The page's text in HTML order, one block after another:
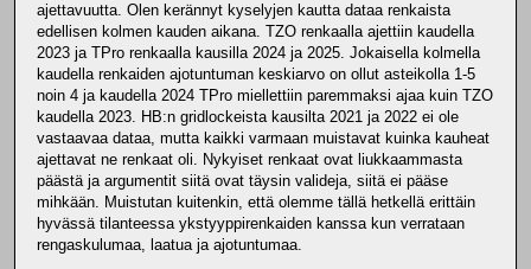
ajettavuutta. Olen kerännyt kyselyjen kautta dataa renkaista
edellisen kolmen kauden aikana. TZO renkaalla ajettiin kaudella
2023 ja TPro renkaalla kausilla 2024 ja 2025. Jokaisella kolmella
kaudella renkaiden ajotuntuman keskiarvo on ollut asteikolla 1-5
noin 4 ja kaudella 2024 TPro miellettiin paremmaksi ajaa kuin TZO
kaudella 2023. HB:n gridlockeista kausilta 2021 ja 2022 ei ole
vastaavaa dataa, mutta kaikki varmaan muistavat kuinka kauheat
ajettavat ne renkaat oli. Nykyiset renkaat ovat liukkaammasta
päästä ja argumentit siitä ovat täysin valideja, siitä ei pääse
mihkään. Muistutan kuitenkin, että olemme tällä hetkellä erittäin
hyvässä tilanteessa ykstyyppirenkaiden kanssa kun verrataan
rengaskulumaa, laatua ja ajotuntumaa.